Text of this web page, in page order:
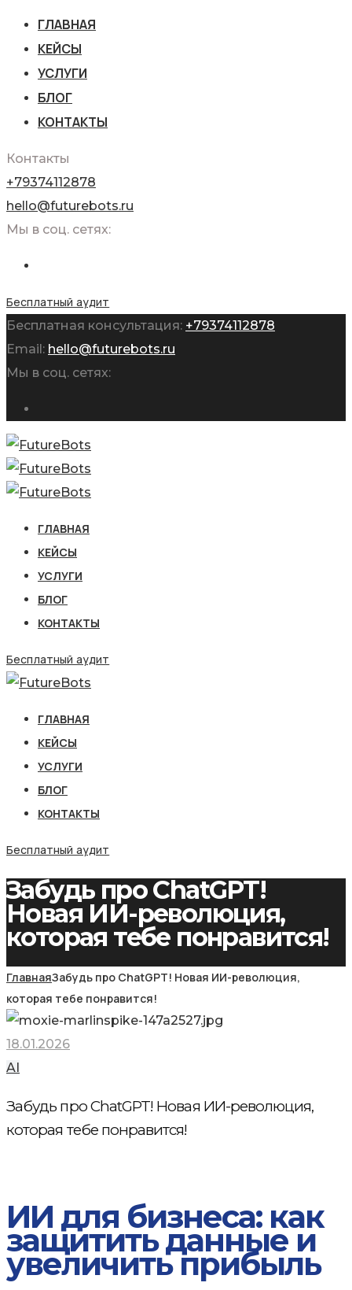
ГЛАВНАЯ
КЕЙСЫ
УСЛУГИ
БЛОГ
КОНТАКТЫ
Контакты
+79374112878
hello@futurebots.ru
Мы в соц. сетях:
Бесплатный аудит
Бесплатная консультация: +79374112878
Email: hello@futurebots.ru
Мы в соц. сетях:
ГЛАВНАЯ
КЕЙСЫ
УСЛУГИ
БЛОГ
КОНТАКТЫ
Бесплатный аудит
ГЛАВНАЯ
КЕЙСЫ
УСЛУГИ
БЛОГ
КОНТАКТЫ
Бесплатный аудит
Забудь про ChatGPT!
Новая ИИ-революция,
которая тебе понравится!
ГлавнаяЗабудь про ChatGPT! Новая ИИ-революция,
которая тебе понравится!
18.01.2026
AI
Забудь про ChatGPT! Новая ИИ-революция,
которая тебе понравится!
ИИ для бизнеса: как
защитить данные и
увеличить прибыль